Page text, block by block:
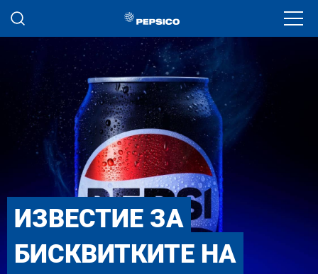
Премини към основното съдържание
ИЗВЕСТИЕ ЗА
БИСКВИТКИТЕ НА